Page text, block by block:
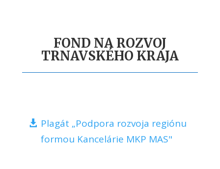
FOND NA ROZVOJ
TRNAVSKÉHO KRAJA
Plagát „Podpora rozvoja regiónu
formou Kancelárie MKP MAS"